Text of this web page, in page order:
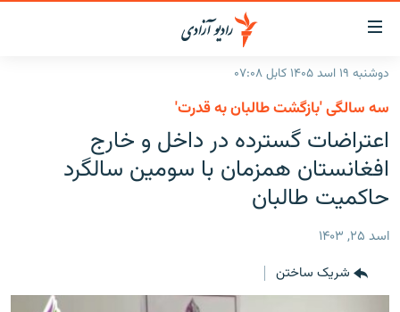
لینک‌های
قابل
دسترسی
متن
اصلی
بازگشت
اصلی
صفحه
صفحه نخست
گزارش‌ها
افغانستان
منطقه
خبرها
افغانستان
جدول نشرات
مجموعه تصویری
دوشنبه ۱۹ اسد ۱۴۰۵ کابل ۰۷:۰۸
سه سالگی 'بازگشت طالبان به قدرت'
اعتراضات گسترده در داخل و خارج
افغانستان همزمان با سومین سالگرد
حاکمیت طالبان
اسد ۲۵, ۱۴۰۳
شریک ساختن